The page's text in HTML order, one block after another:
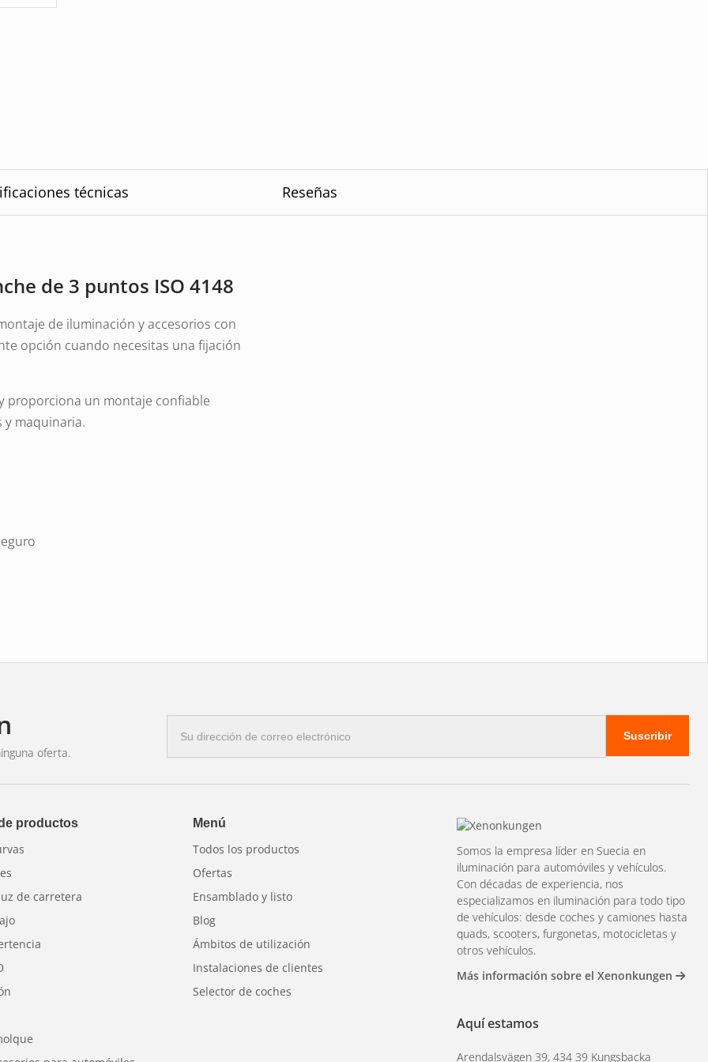
técnicas Reseñas
de 3 puntos ISO 4148
de iluminación y accesorios con
opción cuando necesitas una fijación
proporciona un montaje confiable
y maquinaria.
oferta.
electrónico
Suscribir
productos
de carretera
Menú
Todos los productos
Ofertas
Ensamblado y listo
Blog
Ámbitos de utilización
Instalaciones de clientes
Selector de coches
Somos la empresa líder en Suecia en
iluminación para automóviles y vehículos.
Con décadas de experiencia, nos
especializamos en iluminación para todo tipo
de vehículos: desde coches y camiones hasta
quads, scooters, furgonetas, motocicletas y
otros vehículos.
Más información sobre el Xenonkungen
Aquí estamos
Arendalsvägen 39, 434 39 Kungsbacka